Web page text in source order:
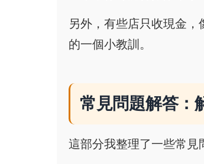
另外，有些店只收現金
的一個小教訓。
常見問題解答：
這部分我整理了一些常見